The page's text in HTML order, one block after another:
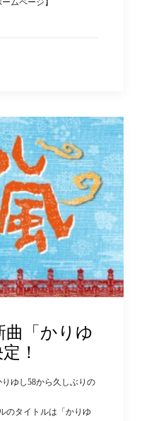
曲「かりゆ
！
ゆし58から久しぶりの
のタイトルは「かりゆ